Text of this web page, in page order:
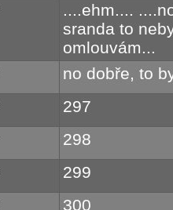
....ehm....
sranda to
omlouvám...
no dobře, to
297
298
299
300